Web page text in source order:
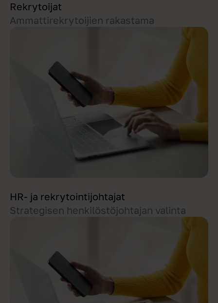
Rekrytoijat
Ammattirekrytoijien rakastama
HR- ja rekrytointijohtajat
Strategisen henkilöstöjohtajan valinta